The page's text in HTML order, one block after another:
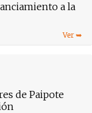
a la
de Paipote